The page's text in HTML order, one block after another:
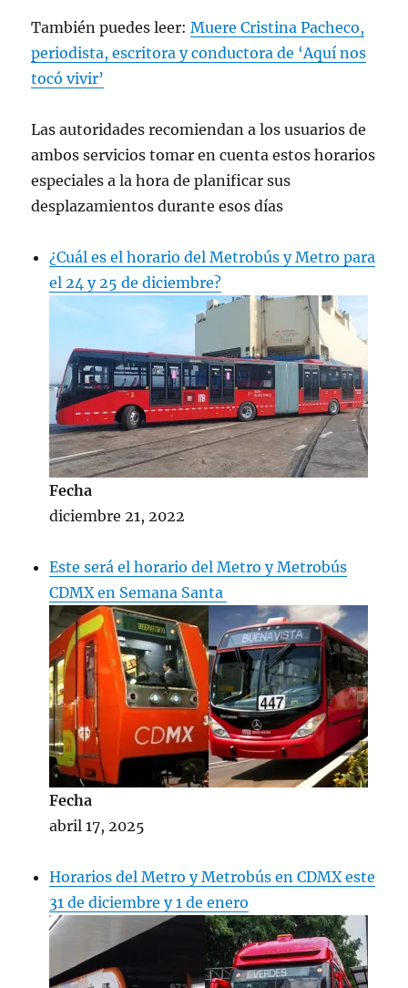
También puedes leer:Muere Cristina Pacheco,
periodista, escritora y conductora de ‘Aquí nos
tocó vivir’
Las autoridades recomiendan a los usuarios de
ambos servicios tomar en cuenta estos horarios
especiales a la hora de planificar sus
desplazamientos durante esos días
¿Cuál es el horario del Metrobús y Metro para
el 24 y 25 de diciembre?
Fecha
diciembre 21, 2022
Este será el horario del Metro y Metrobús
CDMX en Semana Santa
Fecha
abril 17, 2025
Horarios del Metro y Metrobús en CDMX este
31 de diciembre y 1 de enero